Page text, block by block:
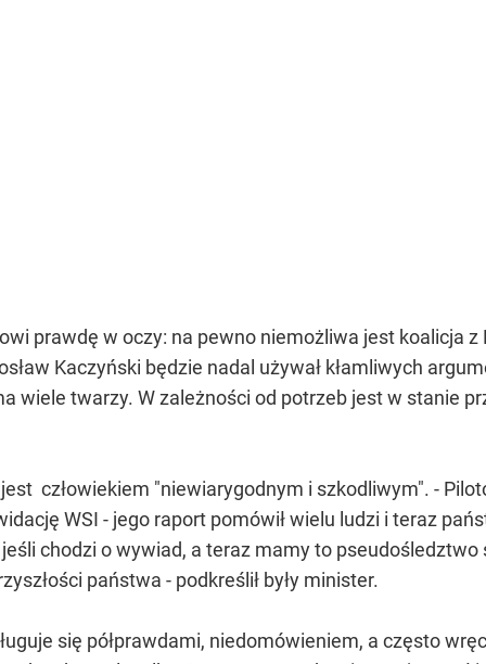
prawdę w oczy: na pewno niemożliwa jest koalicja
Kaczyński będzie nadal używał kłamliwych
wiele twarzy. W zależności od potrzeb jest w stanie
człowiekiem "niewiarygodnym i szkodliwym". -
WSI - jego raport pomówił wielu ludzi i teraz
chodzi o wywiad, a teraz mamy to
państwa - podkreślił były minister.
się półprawdami, niedomówieniem, a często